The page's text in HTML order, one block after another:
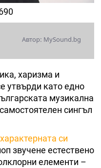
Автор: MySound.bg
харизма и
утвърди като едно
музикална
сингъл
си
звучене естествено
елементи –